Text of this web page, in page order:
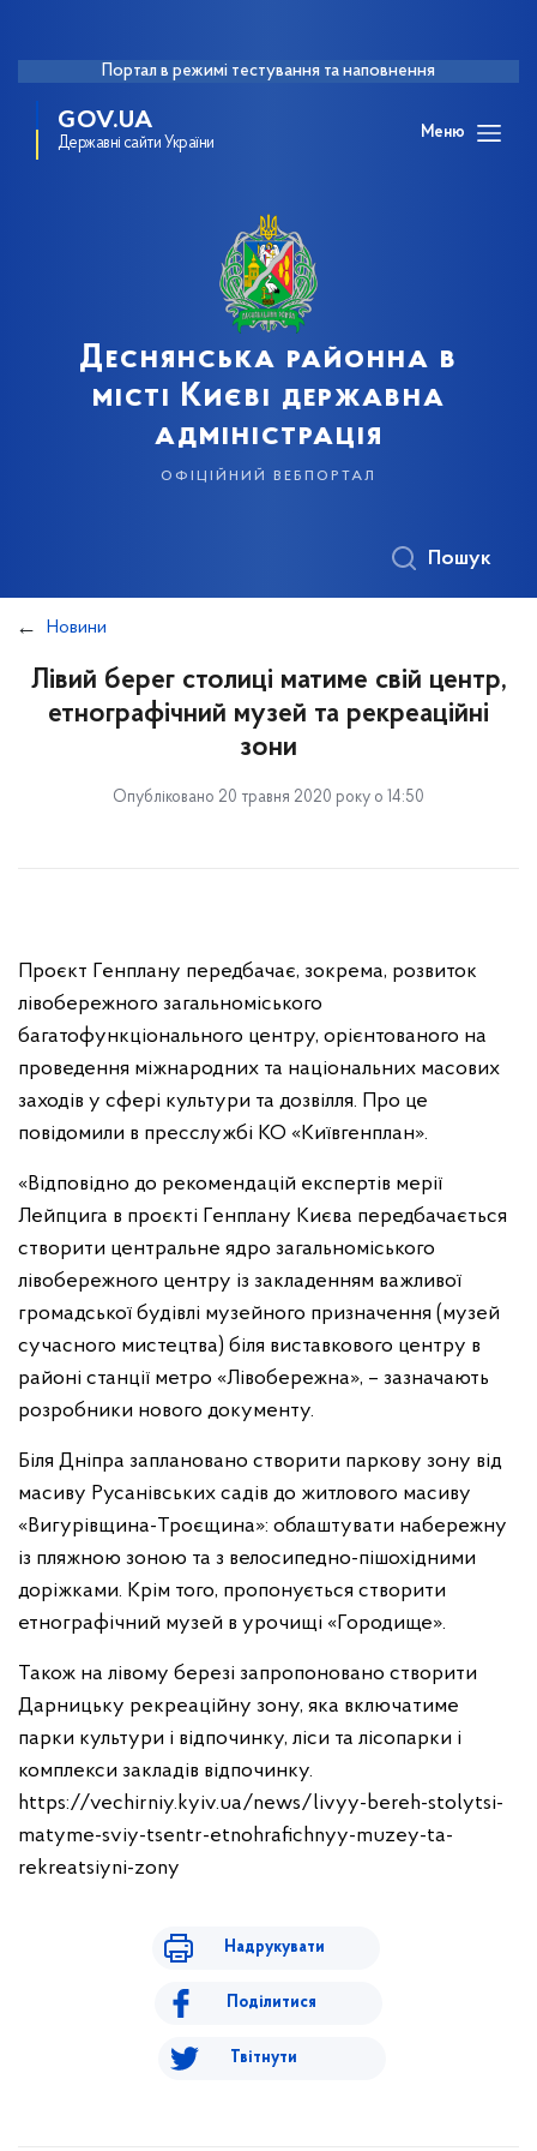
Портал в режимі тестування та наповнення
GOV.UA
Державні сайти України
Меню
Деснянська районна в
місті Києві державна
адміністрація
офіційний вебпортал
Пошук
Новини
Лівий берег столиці матиме свій центр,
етнографічний музей та рекреаційні
зони
Опубліковано 20 травня 2020 року о 14:50
Проєкт Генплану передбачає, зокрема, розвиток
лівобережного загальноміського
багатофункціонального центру, орієнтованого на
проведення міжнародних та національних масових
заходів у сфері культури та дозвілля. Про це
повідомили в пресслужбі КО «Київгенплан».
«Відповідно до рекомендацій експертів мерії
Лейпцига в проєкті Генплану Києва передбачається
створити центральне ядро загальноміського
лівобережного центру із закладенням важливої
громадської будівлі музейного призначення (музей
сучасного мистецтва) біля виставкового центру в
районі станції метро «Лівобережна», – зазначають
розробники нового документу.
Біля Дніпра заплановано створити паркову зону від
масиву Русанівських садів до житлового масиву
«Вигурівщина-Троєщина»: облаштувати набережну
із пляжною зоною та з велосипедно-пішохідними
доріжками. Крім того, пропонується створити
етнографічний музей в урочищі «Городище».
Також на лівому березі запропоновано створити
Дарницьку рекреаційну зону, яка включатиме
парки культури і відпочинку, ліси та лісопарки і
комплекси закладів відпочинку.
https://vechirniy.kyiv.ua/news/livyy-bereh-stolytsi-
matyme-sviy-tsentr-etnohrafichnyy-muzey-ta-
rekreatsiyni-zony
Надрукувати
Поділитися
Твітнути